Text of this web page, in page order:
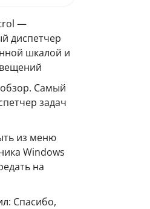
—
диспетчер
шкалой и
обзор. Самый
задач
из меню
Windows
на
: Спасибо,